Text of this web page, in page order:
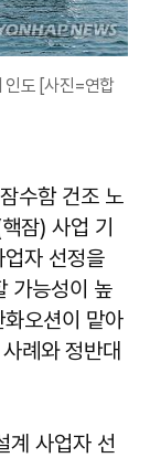
인도 [사진=연합
수함 건조 노
잠) 사업 기
자 선정을
가능성이 높
오션이 맡아
례와 정반대
계 사업자 선